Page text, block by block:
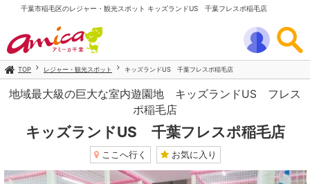
千葉市稲毛区のレジャー・観光スポット キッズランドUS 千葉フレスポ稲毛店
TOP レジャー・観光スポット キッズランドUS 千葉フレスポ稲毛店
地域最大級の巨大な室内遊園地 キッズランドUS フレス
ポ稲毛店
キッズランドUS 千葉フレスポ稲毛店
ここへ行く お気に入り